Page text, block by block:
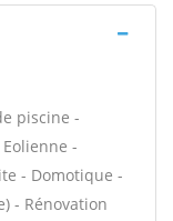
piscine -
-
- Domotique -
- Rénovation